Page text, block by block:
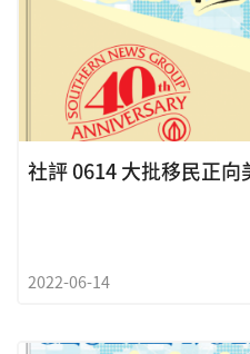
社評 0614 大批移民正向
2022-06-14